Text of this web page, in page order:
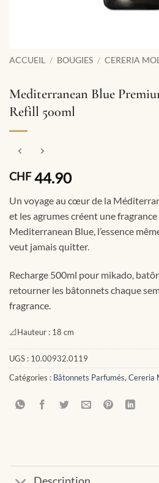
ACCUEIL / BOUGIES / CERERIA
Mediterranean Blue
Refill 500ml
CHF44.90
Un voyage au cœur de la
et les agrumes créent une
Mediterranean Blue, l’essence
veut jamais quitter.
Recharge 500ml pour mikado,
retourner les bâtonnets chaque
fragrance.
📐Hauteur : 18 cm
UGS : 10.00932.0119
Catégories : Bâtonnets Parfumés, Cereria